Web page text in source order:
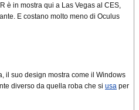
è in mostra qui a Las Vegas al CES,
E costano molto meno di Oculus
il suo design mostra come il Windows
diverso da quella roba che si usa per